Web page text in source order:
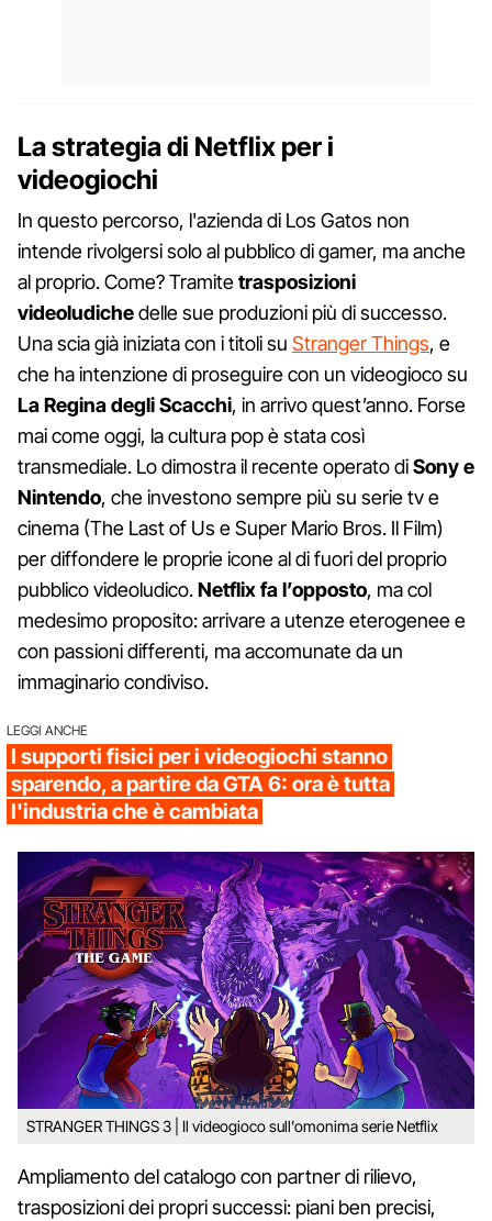
La strategia di Netflix per i
videogiochi
In questo percorso, l'azienda di Los Gatos non
intende rivolgersi solo al pubblico di gamer, ma anche
al proprio. Come? Tramitetrasposizioni
videoludichedelle sue produzioni più di successo.
Una scia già iniziata con i titoli su Stranger Things, e
che ha intenzione di proseguire con un videogioco su
La Regina degli Scacchi, in arrivo quest’anno. Forse
mai come oggi, la cultura pop è stata così
transmediale. Lo dimostra il recente operato diSony e
Nintendo, che investono sempre più su serie tv e
cinema (The Last of Us e Super Mario Bros. Il Film)
per diffondere le proprie icone al di fuori del proprio
pubblico videoludico.Netflix fa l’opposto, ma col
medesimo proposito: arrivare a utenze eterogenee e
con passioni differenti, ma accomunate da un
immaginario condiviso.
LEGGI ANCHE
I supporti fisici per i videogiochi stanno
sparendo, a partire da GTA 6: ora è tutta
l'industria che è cambiata
STRANGER THINGS 3 | Il videogioco sull'omonima serie Netflix
Ampliamento del catalogo con partner di rilievo,
trasposizioni dei propri successi: piani ben precisi,